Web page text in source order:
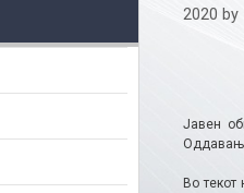
2020 by
Јавен
Во текот